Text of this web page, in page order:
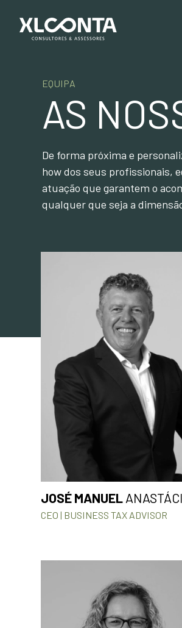
EQUIPA
AS
De forma próxima e
how dos seus profissionais,
atuação que garantem o
qualquer que seja a
JOSÉ MANUEL
CEO | BUSINESS TAX ADVISOR